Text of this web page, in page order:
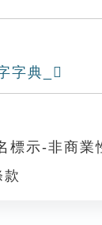
字典_𥀢
標示-非商業